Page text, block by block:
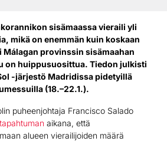
sisämaassa vieraili yli
mikä on enemmän kuin koskaan
provinssin sisämaahan
on huippusuosittua. Tiedon julkisti
-järjestö Madridissa pidetyillä
(18.–22.1.).
puheenjohtaja Francisco Salado
aikana, että
alueen vierailijoiden määrä